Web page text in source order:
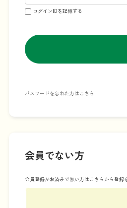
ログインIDを記憶する
パスワードを忘れた方はこちら
会員でない方
会員登録がお済みで無い方はこちらから登録